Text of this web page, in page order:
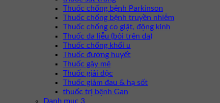
Thuốc chống bệnh Parkinson
Thuốc chống bệnh truyền nhiễm
Thuốc chống co giật, động kinh
Thuốc da liễu (bôi trên da)
Thuốc chống khối u
Thuốc đường huyết
Thuốc gây mê
Thuốc giải độc
Thuốc giảm đau & hạ sốt
thuốc trị bệnh Gan
Danh mục 3